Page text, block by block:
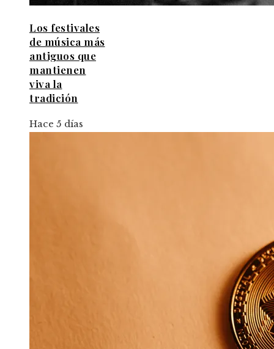
Los festivales
de música más
antiguos que
mantienen
viva la
tradición
Hace 5 días